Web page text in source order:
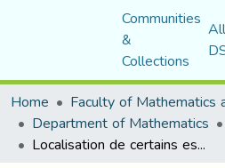
Communities
&
Collections
Home
Department of Mathematics
Localisation de certains espaces fonctionnels